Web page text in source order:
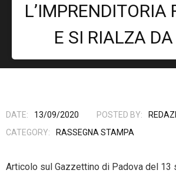
- Corsi/Webinar
Rassegna Stampa
Fai una Donazione e entra nel
L’IMPRENDITORIA
E SI RIALZA
DATE: 13/09/2020 POSTED BY:
CATEGORY:
RASSEGNA STAMPA
Articolo sul Gazzettino di Padova del 13